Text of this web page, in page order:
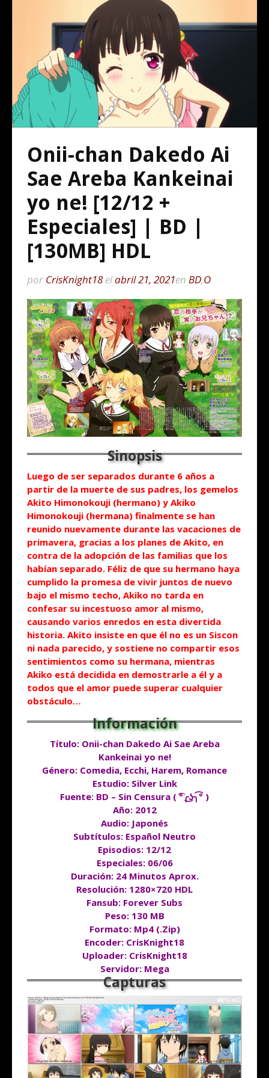
Onii-chan Dakedo Ai
Sae Areba Kankeinai
yo ne! [12/12 +
Especiales] | BD |
[130MB] HDL
por CrisKnight18elabril 21, 2021en BD,O
Luego de ser separados durante 6 años a
partir de la muerte de sus padres, los gemelos
Akito Himonokouji (hermano) y Akiko
Himonokouji (hermana) finalmente se han
reunido nuevamente durante las vacaciones de
primavera, gracias a los planes de Akito, en
contra de la adopción de las familias que los
habían separado. Féliz de que su hermano haya
cumplido la promesa de vivir juntos de nuevo
bajo el mismo techo, Akiko no tarda en
confesar su incestuoso amor al mismo,
causando varios enredos en esta divertida
historia. Akito insiste en que él no es un Siscon
ni nada parecido, y sostiene no compartir esos
sentimientos como su hermana, mientras
Akiko está decidida en demostrarle a él y a
todos que el amor puede superar cualquier
obstáculo…
Título: Onii-chan Dakedo Ai Sae Areba
Kankeinai yo ne!
Género: Comedia, Ecchi, Harem, Romance
Estudio: Silver Link
Fuente: BD – Sin Censura ( ͡°╭͜ʖ╮͡° )
Año: 2012
Audio: Japonés
Subtítulos: Español Neutro
Episodios: 12/12
Especiales: 06/06
Duración: 24 Minutos Aprox.
Resolución: 1280×720 HDL
Fansub: Forever Subs
Peso: 130 MB
Formato: Mp4 (.Zip)
Encoder: CrisKnight18
Uploader: CrisKnight18
Servidor: Mega